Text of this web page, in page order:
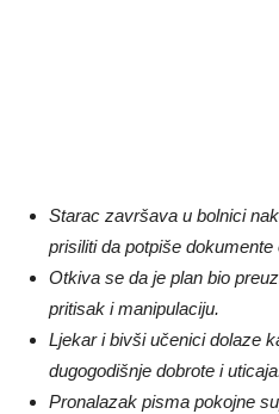
Starac završava u bolnici
prisiliti da potpiše
Otkiva se da je plan bio
pritisak i manipulaciju.
Ljekar i bivši učenici dolaze
dugogodišnje dobrote i
Pronalazak pisma pokojne